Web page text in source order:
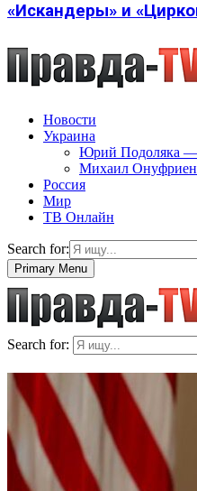
«Искандеры» и
Новости
Украина
Юрий Подоляка
Михаил
Россия
Мир
ТВ Онлайн
Search for:
Primary Menu
Search for: